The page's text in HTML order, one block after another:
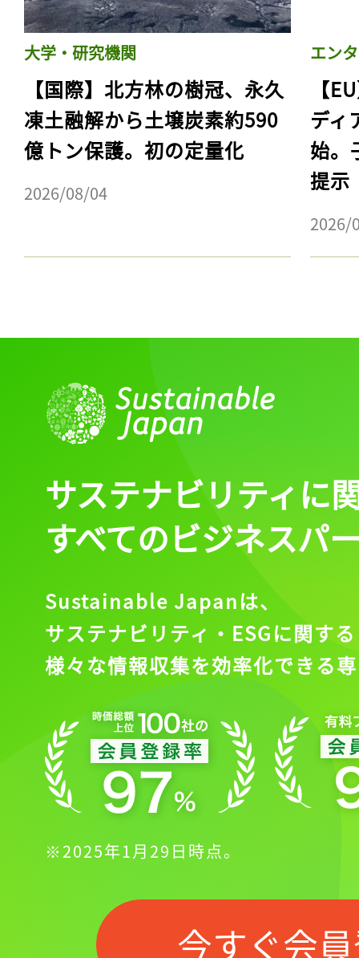
大学・研究機関
【国際】北方林の樹冠、永久
凍土融解から土壌炭素約590
億トン保護。初の定量化
2026/08/04
エン
【
ディ
始。
提示
2026/
サステナビリティに
すべてのビジネスパ
Sustainable Japanは、
サステナビリティ・ESGに関する
様々な情報収集を効率化できる
※2025年1月29日時点。
今すぐ会